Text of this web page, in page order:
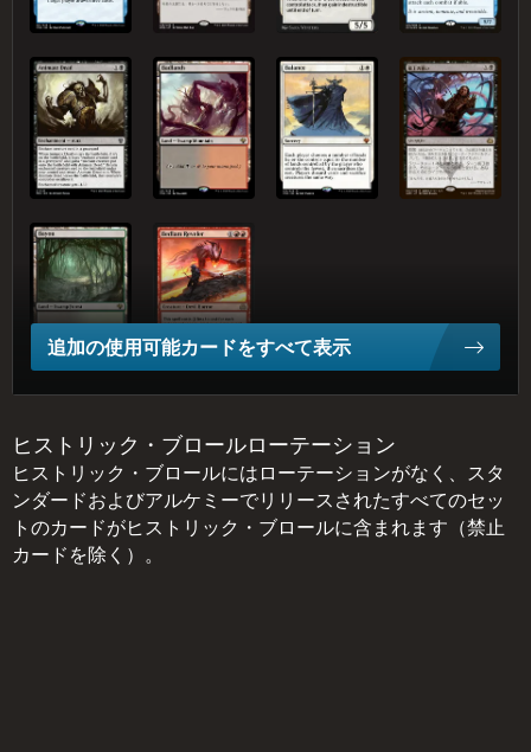
動(うご)く死(し)体(たい) バッドランド 天(てん)秤(びん) 橋(きょう)上(じょう)の戦
バイユー 騒乱の歓楽者
追加の使用可能カードをすべて表示
ヒストリック・ブロールローテーション
ヒストリック・ブロールにはローテーションがなく、スタ
ンダードおよびアルケミーでリリースされたすべてのセッ
トのカードがヒストリック・ブロールに含まれます（禁止
カードを除く）。